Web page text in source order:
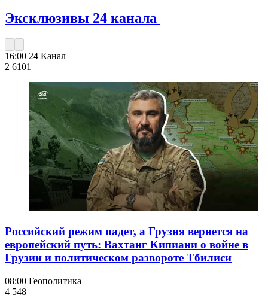
Эксклюзивы 24 канала
16:00 24 Канал
2 6101
Российский режим падет, а Грузия вернется на
европейский путь: Вахтанг Кипиани о войне в
Грузии и политическом развороте Тбилиси
08:00 Геополитика
4 548